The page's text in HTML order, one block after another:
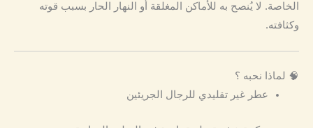
الخاصة. لا يُنصح به للأماكن المغلقة أو النهار الحار بسبب قوته
وكثافته.
🧠 لماذا نحبه ؟
عطر غير تقليدي للرجال الجريئين